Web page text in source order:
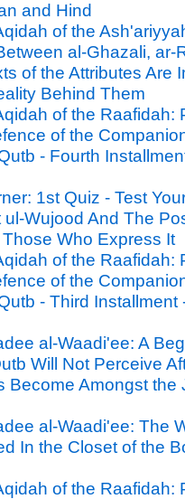
and Hind
of the
al-Ghazali, ar-
of the Attributes Are
Behind Them
of the Raafidah:
of the
- Fourth
1st Quiz - Test
Wujood And The
Who Express It
of the Raafidah:
of the
- Third Installment
al-Waadi'ee: A
Will Not Perceive
Become Amongst the
al-Waadi'ee: The
In the Closet of the
of the Raafidah: